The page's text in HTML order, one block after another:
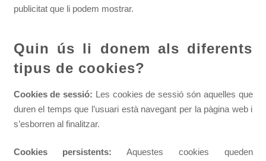
publicitat que li podem mostrar.
Quin ús li donem als diferents
tipus de cookies?
Cookies de sessió: Les cookies de sessió són aquelles que
duren el temps que l’usuari està navegant per la pàgina web i
s’esborren al finalitzar.
Cookies persistents: Aquestes cookies queden